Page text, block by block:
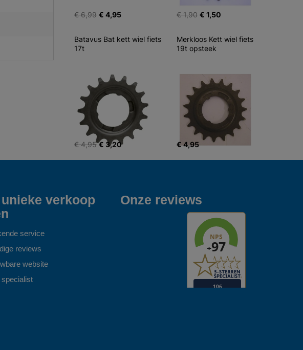
€ 6,99 € 4,95 € 1,90 € 1,50
Batavus Bat kett wiel fiets
17t
€ 4,95 € 3,20
Merkloos Kett wiel fiets
19t opsteek
€ 4,95
verkoop
service
reviews
website
specialist
Onze reviews